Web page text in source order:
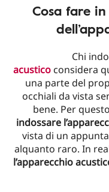
Cosa fare
Chi
acusticoconsidera
una parte del
occhiali da vista
bene. Per
indossare
vista di un
alquanto raro. In
l’apparecchio